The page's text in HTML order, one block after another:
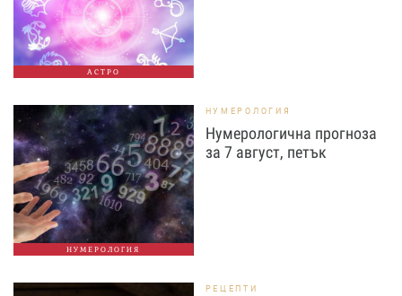
АСТРО
НУМЕРОЛОГИЯ
НУМЕРОЛОГИЯ
Нумерологична прогноза
за 7 август, петък
РЕЦЕПТИ